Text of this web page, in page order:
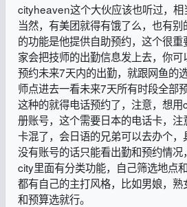
cityheaven这个大伙应该也听过，相
当然，有美团就得有饿了么，也有
的功能是他提供自助预约，这个很
家会把技师的出勤信息发上去，你
预约未来7天内的出勤，就跟网鱼的
师点进去一看未来7天所有时段全部
这种的就得电话预约了，注意，想
册账号，这个需要日本的电话卡，
卡混了，会日语的兄弟可以去办个，
没有账号的话只能看出勤和预约情况
city里面有分类功能，自己筛选地点
都有自己的主打风格，比如男娘，
和预算选就行。